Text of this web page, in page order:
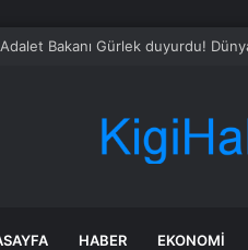
Adalet Bakanı Gürlek duyurdu!
HABER EKONOMI